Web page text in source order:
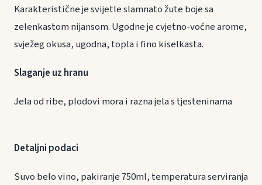
Karakteristične je svijetle slamnato žute boje sa
zelenkastom nijansom. Ugodne je cvjetno-voćne arome,
svježeg okusa, ugodna, topla i fino kiselkasta.
Slaganje uz hranu
Jela od ribe, plodovi mora i razna jela s tjesteninama
Detaljni podaci
Suvo belo vino, pakiranje 750ml, temperatura serviranja